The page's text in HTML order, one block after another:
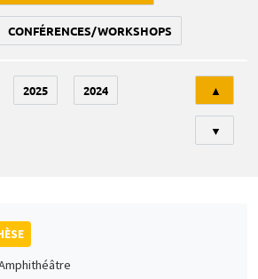
CONFÉRENCES/WORKSHOPS
2025 2024 ▲
▼